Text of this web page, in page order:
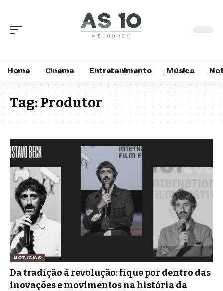
Home Cinema Entretenimento Música
Tag:Produtor
NOTICIAS
Da tradição à revolução: fique por dentro das
inovações e movimentos na história da